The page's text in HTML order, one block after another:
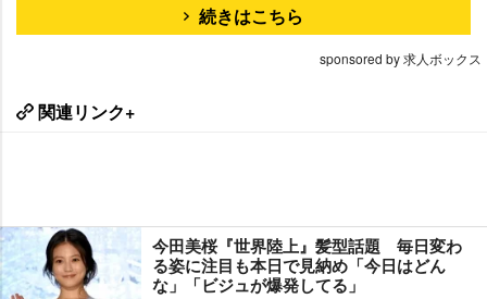
続きはこちら
sponsored by 求人ボックス
関連リンク+
今田美桜『世界陸上』髪型話題 毎日変わ
る姿に注目も本日で見納め「今日はどん
な」「ビジュが爆発してる」